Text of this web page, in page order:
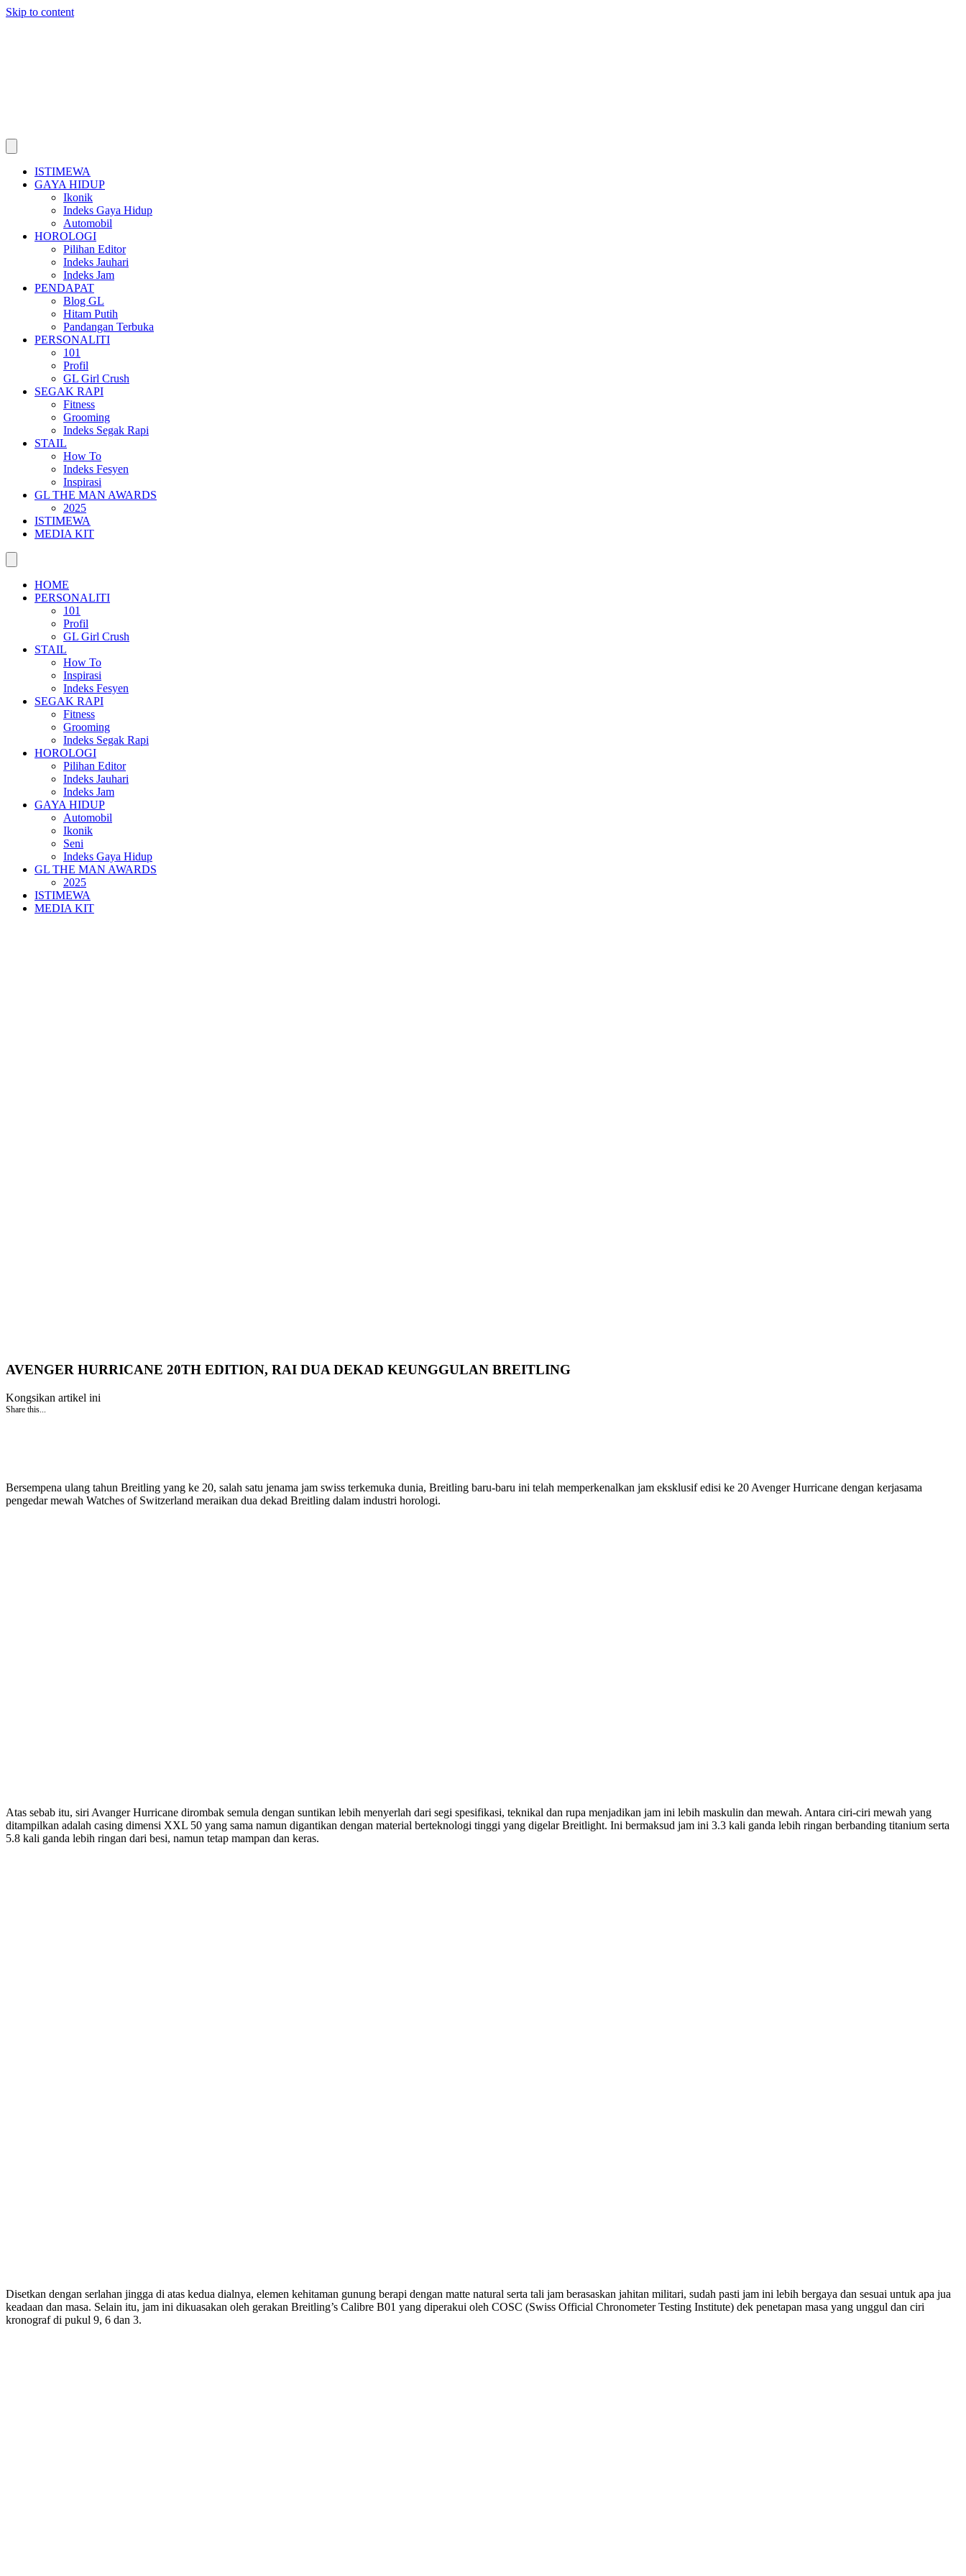
Skip to content
ISTIMEWA
GAYA HIDUP
Ikonik
Indeks Gaya Hidup
Automobil
HOROLOGI
Pilihan Editor
Indeks Jauhari
Indeks Jam
PENDAPAT
Blog GL
Hitam Putih
Pandangan Terbuka
PERSONALITI
101
Profil
GL Girl Crush
SEGAK RAPI
Fitness
Grooming
Indeks Segak Rapi
STAIL
How To
Indeks Fesyen
Inspirasi
GL THE MAN AWARDS
2025
ISTIMEWA
MEDIA KIT
HOME
PERSONALITI
101
Profil
GL Girl Crush
STAIL
How To
Inspirasi
Indeks Fesyen
SEGAK RAPI
Fitness
Grooming
Indeks Segak Rapi
HOROLOGI
Pilihan Editor
Indeks Jauhari
Indeks Jam
GAYA HIDUP
Automobil
Ikonik
Seni
Indeks Gaya Hidup
GL THE MAN AWARDS
2025
ISTIMEWA
MEDIA KIT
AVENGER HURRICANE 20TH EDITION, RAI DUA DEKAD KEUNGGULAN BREITLING
Kongsikan artikel ini
Share this...
Bersempena ulang tahun Breitling yang ke 20, salah satu jenama jam swiss terkemuka dunia, Breitling baru-baru ini telah memperkenalkan jam eksklusif edisi ke 20 Avenger Hurricane dengan kerjasama
pengedar mewah Watches of Switzerland meraikan dua dekad Breitling dalam industri horologi.
Atas sebab itu, siri Avanger Hurricane dirombak semula dengan suntikan lebih menyerlah dari segi spesifikasi, teknikal dan rupa menjadikan jam ini lebih maskulin dan mewah. Antara ciri-ciri mewah yang
ditampilkan adalah casing dimensi XXL 50 yang sama namun digantikan dengan material berteknologi tinggi yang digelar Breitlight. Ini bermaksud jam ini 3.3 kali ganda lebih ringan berbanding titanium serta
5.8 kali ganda lebih ringan dari besi, namun tetap mampan dan keras.
Disetkan dengan serlahan jingga di atas kedua dialnya, elemen kehitaman gunung berapi dengan matte natural serta tali jam berasaskan jahitan militari, sudah pasti jam ini lebih bergaya dan sesuai untuk apa jua
keadaan dan masa. Selain itu, jam ini dikuasakan oleh gerakan Breitling’s Calibre B01 yang diperakui oleh COSC (Swiss Official Chronometer Testing Institute) dek penetapan masa yang unggul dan ciri
kronograf di pukul 9, 6 dan 3.